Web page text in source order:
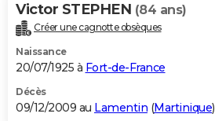
Victor STEPHEN (84 ans)
Créer une cagnotte obsèques
Naissance
20/07/1925 à Fort-de-France
Décès
09/12/2009 au Lamentin (Martinique)